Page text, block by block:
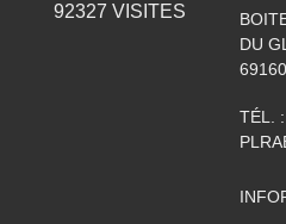
92327 VISITES
DU
69160
TÉL. :